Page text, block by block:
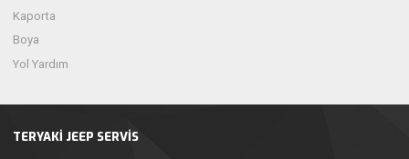
TERYAKİ JEEP SERVİS
Kaporta
Boya
Yol Yardım